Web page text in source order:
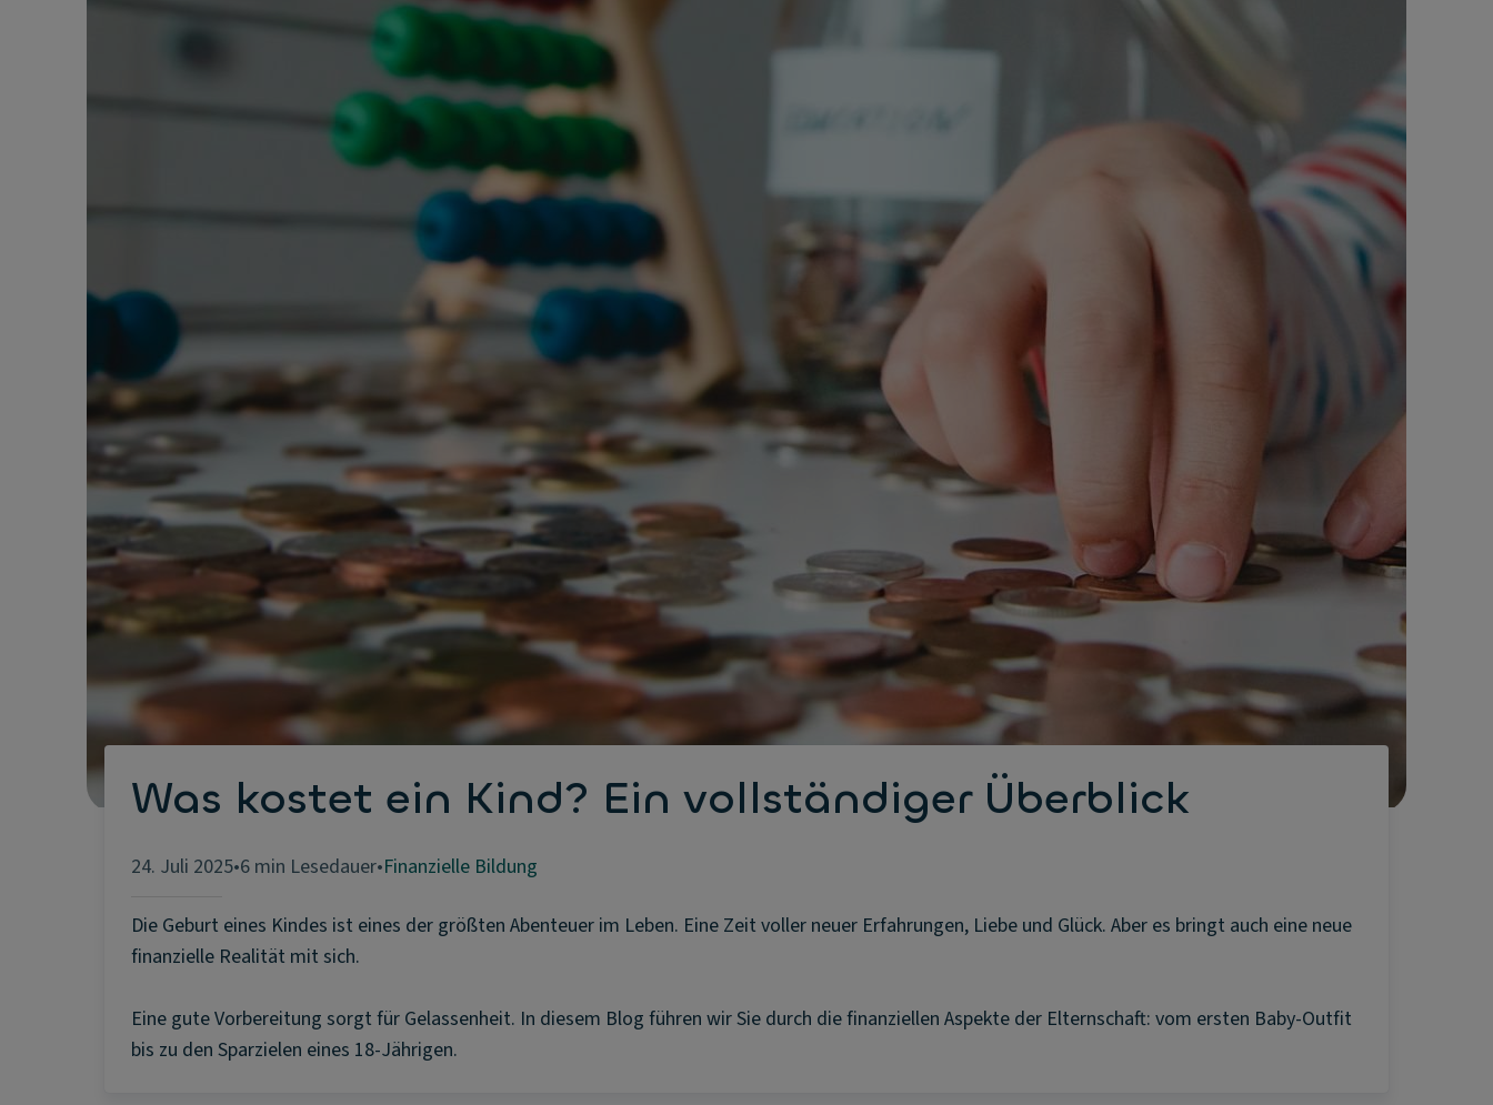
Was kostet ein Kind? Ein vollständiger Überblick
24. Juli 2025•6 min Lesedauer•Finanzielle Bildung
Die Geburt eines Kindes ist eines der größten Abenteuer im Leben. Eine Zeit voller neuer Erfahrungen, Liebe und Glück. Aber es bringt auch eine neue
finanzielle Realität mit sich.
Eine gute Vorbereitung sorgt für Gelassenheit. In diesem Blog führen wir Sie durch die finanziellen Aspekte der Elternschaft: vom ersten Baby-Outfit
bis zu den Sparzielen eines 18-Jährigen.